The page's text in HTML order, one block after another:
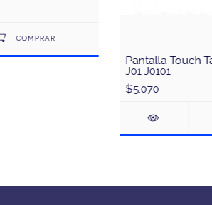
Pantalla Touch
J01 J0101
$5.070